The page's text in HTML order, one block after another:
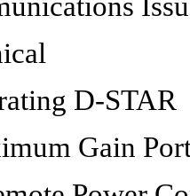
D-STAR
Gain